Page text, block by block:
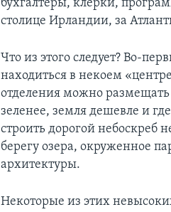
бухгалтеры, клерки,
столице Ирландии, за
Что из этого следует? Во-
находиться в некоем
отделения можно размещать
зеленее, земля дешевле и
строить дорогой небоскреб
берегу озера, окруженное
архитектуры.
Некоторые из этих